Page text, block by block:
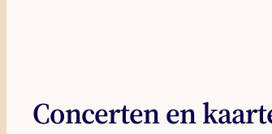
Concerten en